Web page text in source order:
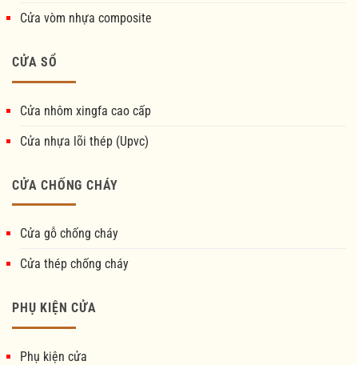
Cửa vòm nhựa composite
CỬA SỔ
Cửa nhôm xingfa cao cấp
Cửa nhựa lõi thép (Upvc)
CỬA CHỐNG CHÁY
Cửa gỗ chống cháy
Cửa thép chống cháy
PHỤ KIỆN CỬA
Phụ kiện cửa